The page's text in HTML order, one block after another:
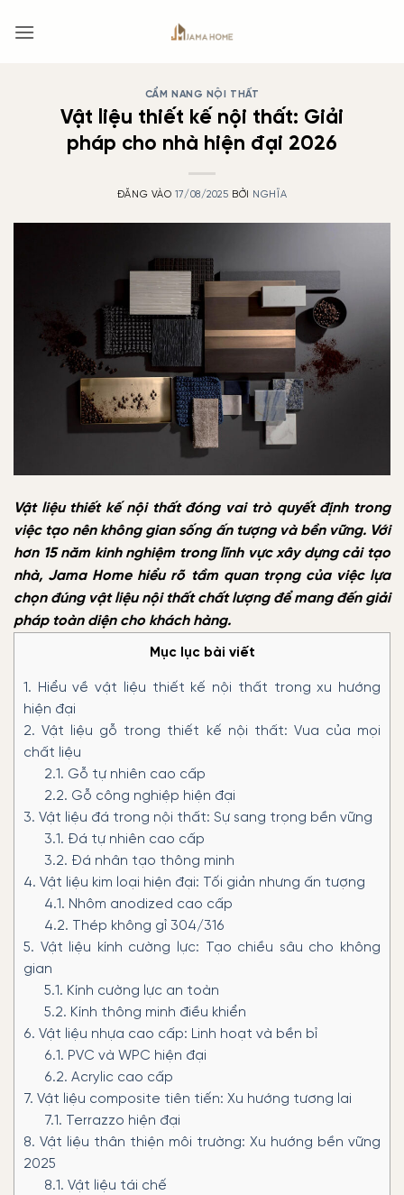
qua
CẨM NANG NỘI THẤT
Vật liệu thiết kế nội thất: Giải
pháp cho nhà hiện đại 2026
ĐĂNG VÀO 17/08/2025 BỞI NGHĨA
Vật liệu thiết kế nội thất đóng vai trò quyết định trong
việc tạo nên không gian sống ấn tượng và bền vững. Với
hơn 15 năm kinh nghiệm trong lĩnh vực xây dựng cải tạo
nhà, Jama Home hiểu rõ tầm quan trọng của việc lựa
chọn đúng vật liệu nội thất chất lượng để mang đến giải
pháp toàn diện cho khách hàng.
Mục lục bài viết
1. Hiểu về vật liệu thiết kế nội thất trong xu hướng
hiện đại
2. Vật liệu gỗ trong thiết kế nội thất: Vua của mọi
chất liệu
2.1. Gỗ tự nhiên cao cấp
2.2. Gỗ công nghiệp hiện đại
3. Vật liệu đá trong nội thất: Sự sang trọng bền vững
3.1. Đá tự nhiên cao cấp
3.2. Đá nhân tạo thông minh
4. Vật liệu kim loại hiện đại: Tối giản nhưng ấn tượng
4.1. Nhôm anodized cao cấp
4.2. Thép không gỉ 304/316
5. Vật liệu kính cường lực: Tạo chiều sâu cho không
gian
5.1. Kính cường lực an toàn
5.2. Kính thông minh điều khiển
6. Vật liệu nhựa cao cấp: Linh hoạt và bền bỉ
6.1. PVC và WPC hiện đại
6.2. Acrylic cao cấp
7. Vật liệu composite tiên tiến: Xu hướng tương lai
7.1. Terrazzo hiện đại
8. Vật liệu thân thiện môi trường: Xu hướng bền vững
2025
8.1. Vật liệu tái chế